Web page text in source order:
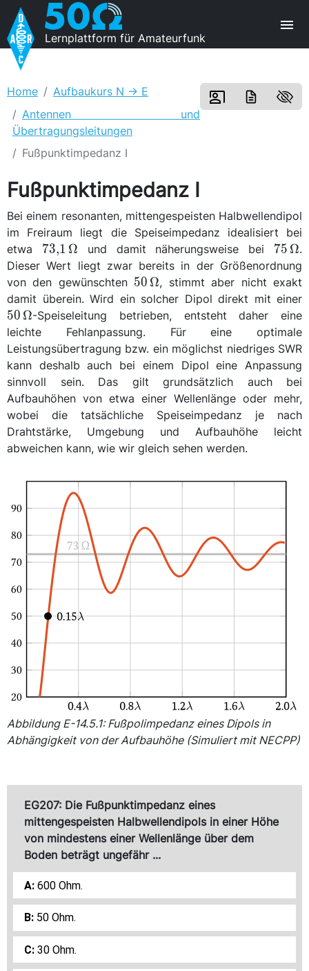
Lernplattform für Amateurfunk
Home
Aufbaukurs N -> E
Antennen und
Übertragungsleitungen
Fußpunktimpedanz I
Fußpunktimpedanz I
Bei einem resonanten, mittengespeisten Halbwellendipol
im Freiraum liegt die Speiseimpedanz idealisiert bei
etwa \qty{73,1}
{\ohm}
73,1 Ω und damit näherungsweise bei 75 Ω.
Dieser Wert liegt zwar bereits in der Größenordnung
von den gewünschten \qty{50}
{\ohm}
50 Ω, stimmt aber nicht exakt
damit überein. Wird ein solcher Dipol direkt mit einer
50 Ω-Speiseleitung betrieben, entsteht daher eine
leichte Fehlanpassung. Für eine optimale
Leistungsübertragung bzw. ein möglichst niedriges SWR
kann deshalb auch bei einem Dipol eine Anpassung
sinnvoll sein. Das gilt grundsätzlich auch bei
Aufbauhöhen von etwa einer Wellenlänge oder mehr,
wobei die tatsächliche Speiseimpedanz je nach
Drahtstärke, Umgebung und Aufbauhöhe leicht
abweichen kann, wie wir gleich sehen werden.
Abbildung E-14.5.1: Fußpolimpedanz eines Dipols in
Abhängigkeit von der Aufbauhöhe (Simuliert mit NECPP)
EG207: Die Fußpunktimpedanz eines
mittengespeisten Halbwellendipols in einer Höhe
von mindestens einer Wellenlänge über dem
Boden beträgt ungefähr ...
600 Ohm.
50 Ohm.
30 Ohm.